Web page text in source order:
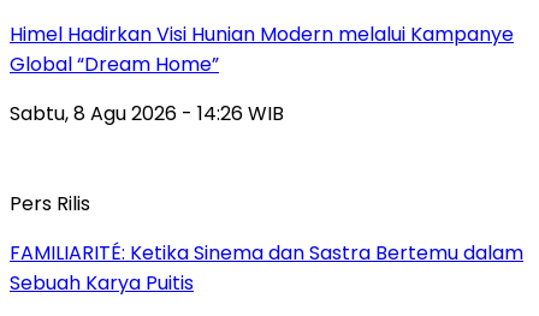
Himel Hadirkan Visi Hunian Modern melalui Kampanye
Global “Dream Home”
Sabtu, 8 Agu 2026 - 14:26 WIB
Pers Rilis
FAMILIARITÉ: Ketika Sinema dan Sastra Bertemu dalam
Sebuah Karya Puitis